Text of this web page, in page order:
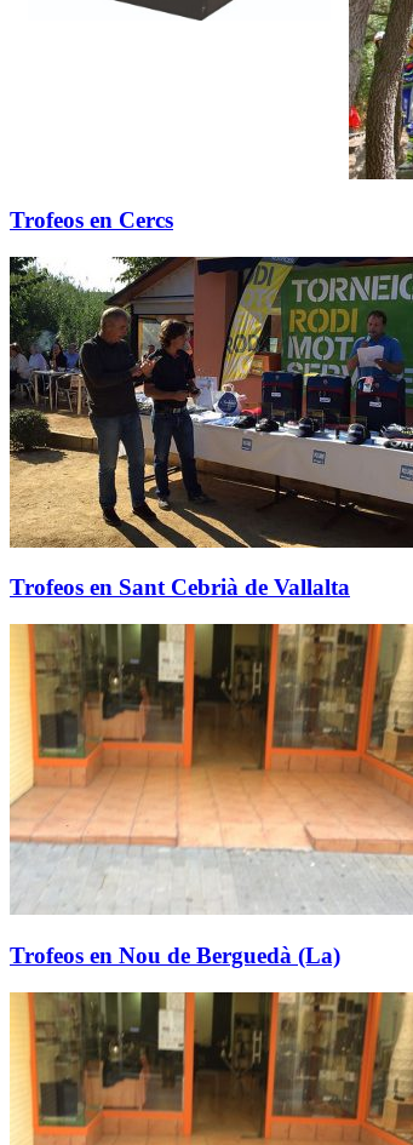
Trofeos en Cercs
Trofeos en Sant Cebrià de Vallalta
Trofeos en Nou de Berguedà (La)